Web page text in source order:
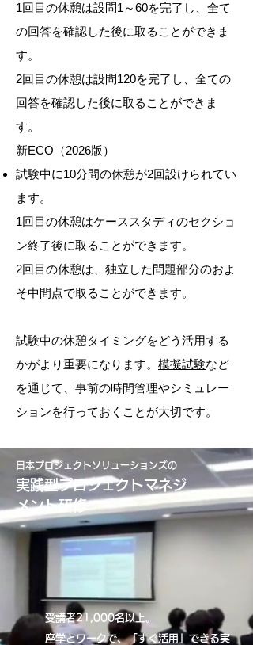
1回目の休憩は設問1～60を完了し、全て
の回答を確認した後に取ることができま
す。
2回目の休憩は設問120を完了し、全ての
回答を確認した後に取ることができま
す。
新ECO（2026版）
試験中に10分間の休憩が2回設けられてい
ます。
1回目の休憩はケーススタディのセクショ
ン終了後に取ることができます。
2回目の休憩は、独立した問題部分のおよ
そ中間点で取ることができます。
試験中の休憩タイミングをどう活用する
かがより重要になります。 模擬試験など
を通じて、事前の時間管理やシミュレー
ションを行っておくことが大切です。
日本プロジェクトソリューションズの
実践型プロジェクトマネジ
メント研修
受講者21,000名以上。
座学とワークで、「すぐ活用」できる実